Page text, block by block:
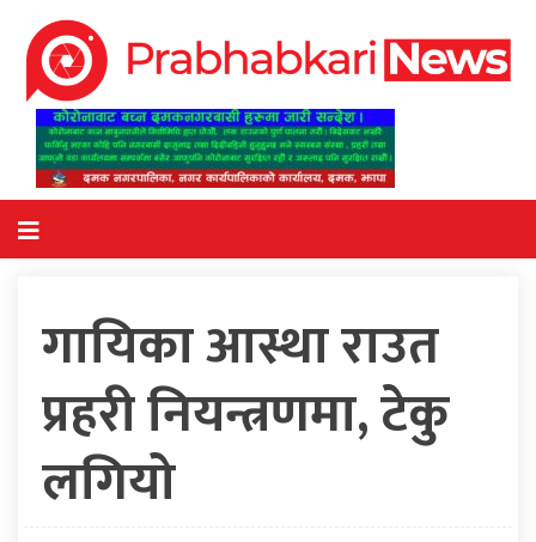
गायिका आस्था राउत
प्रहरी नियन्त्रणमा, टेकु
लगियो